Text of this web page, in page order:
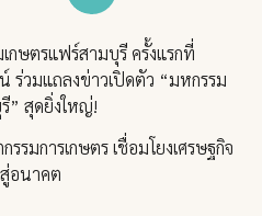
กษตรแฟร์สามบุรี ครั้งแรกที่
ร่วมแถลงข่าวเปิดตัว “มหกรรม
” สุดยิ่งใหญ่!
รมการเกษตร เชื่อมโยงเศรษฐกิจ
อนาคต